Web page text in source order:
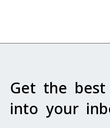
Get the
into your